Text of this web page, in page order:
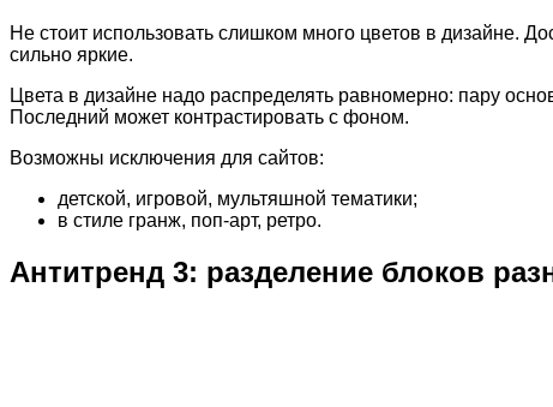
Не стоит использовать слишком много цветов в дизайне.
сильно яркие.
Цвета в дизайне надо распределять равномерно: пару
Последний может контрастировать с фоном.
Возможны исключения для сайтов:
детской, игровой, мультяшной тематики;
в стиле гранж, поп-арт, ретро.
Антитренд 3: разделение блоков